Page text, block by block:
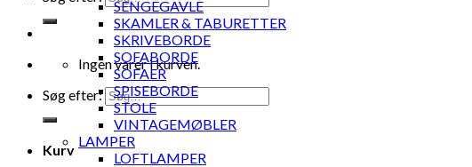
Ingen varer i kurven.
Søg efter:
Kurv
SENGEGAVLE
SKAMLER & TABURETTER
SKRIVEBORDE
SOFABORDE
SOFAER
SPISEBORDE
STOLE
VINTAGEMØBLER
LAMPER
LOFTLAMPER